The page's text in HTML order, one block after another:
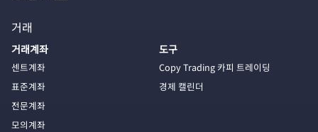
거래
거래계좌
센트계좌
표준계좌
전문계좌
모의계좌
도구
Copy Trading 카피 트레이딩
경제 캘린더